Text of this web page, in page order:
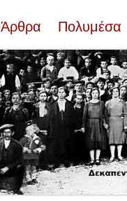
Άρθρα Πολυμέσα